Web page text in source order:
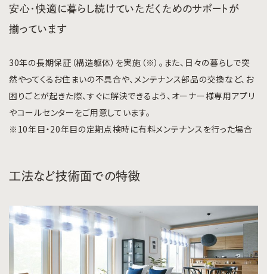
安心・快適に暮らし続けていただくためのサポートが
揃っています
30年の長期保証（構造躯体）を実施（※）。また、日々の暮らしで突
然やってくるお住まいの不具合や、メンテナンス部品の交換など、お
困りごとが起きた際、すぐに解決できるよう、オーナー様専用アプリ
やコールセンターをご用意しています。
※10年目・20年目の定期点検時に有料メンテナンスを行った場合
工法など技術面での特徴